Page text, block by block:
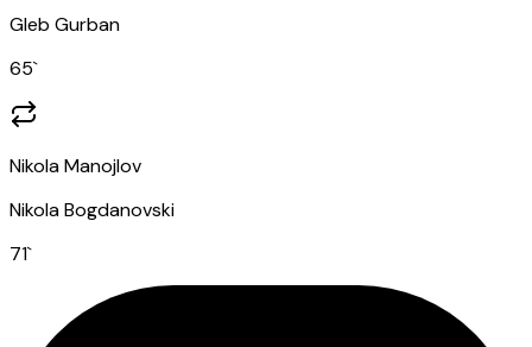
Gleb Gurban
65`
Nikola Manojlov
Nikola Bogdanovski
71`